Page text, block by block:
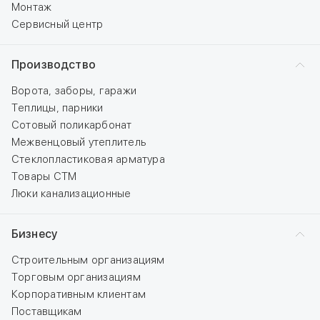
Монтаж
Сервисный центр
Производство
Ворота, заборы, гаражи
Теплицы, парники
Сотовый поликарбонат
Межвенцовый утеплитель
Стеклопластиковая арматура
Товары СТМ
Люки канализационные
Бизнесу
Строительным организациям
Торговым организациям
Корпоративным клиентам
Поставщикам